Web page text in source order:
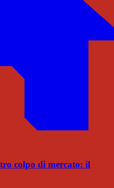
colpo di mercato: il